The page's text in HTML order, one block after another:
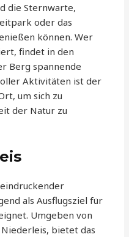
die Sternwarte,
oder das
können. Wer
findet in den
Berg spannende
Aktivitäten ist der
um sich zu
der Natur zu
als Ausflugsziel für
Umgeben von
bietet das